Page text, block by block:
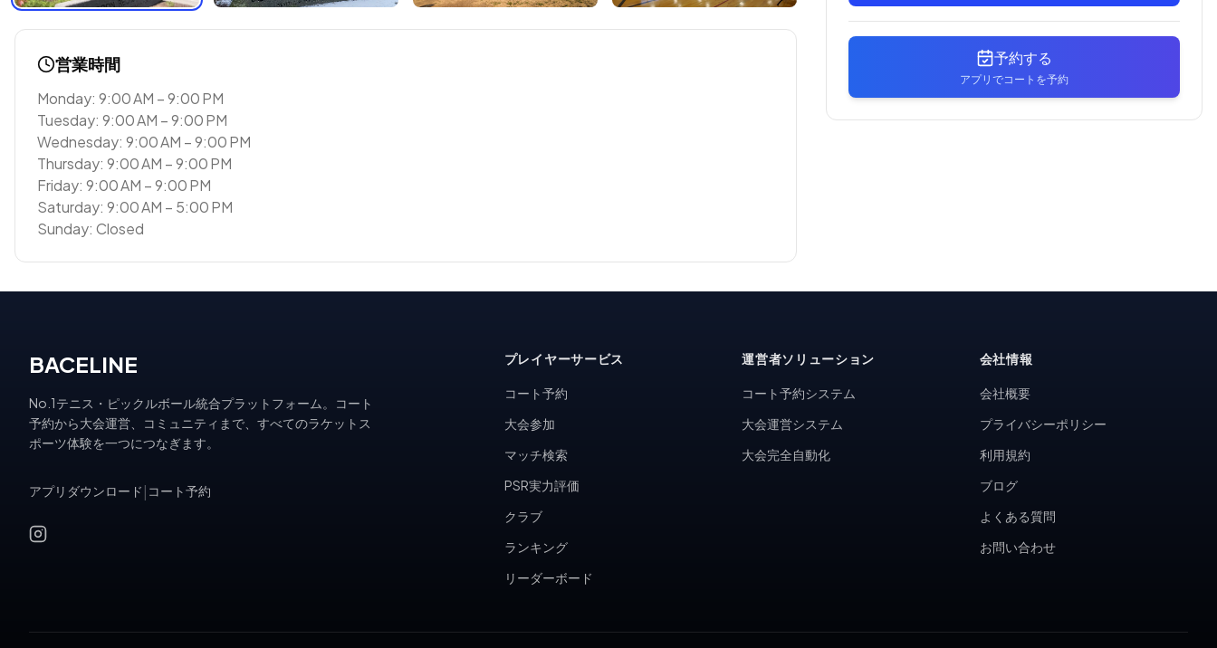
営業時間
Monday: 9:00 AM – 9:00 PM
Tuesday: 9:00 AM – 9:00 PM
Wednesday: 9:00 AM – 9:00 PM
Thursday: 9:00 AM – 9:00 PM
Friday: 9:00 AM – 9:00 PM
Saturday: 9:00 AM – 5:00 PM
Sunday: Closed
予約する
アプリでコートを予約
BACELINE
No.1テニス・ピックルボール統合プラットフォーム。コート
予約から大会運営、コミュニティまで、すべてのラケットス
ポーツ体験を一つにつなぎます。
アプリダウンロード コート予約
プレイヤーサービス
コート予約
大会参加
マッチ検索
PSR実力評価
クラブ
ランキング
リーダーボード
運営者ソリューション
コート予約システム
大会運営システム
大会完全自動化
会社情報
会社概要
プライバシーポリシー
利用規約
ブログ
よくある質問
お問い合わせ